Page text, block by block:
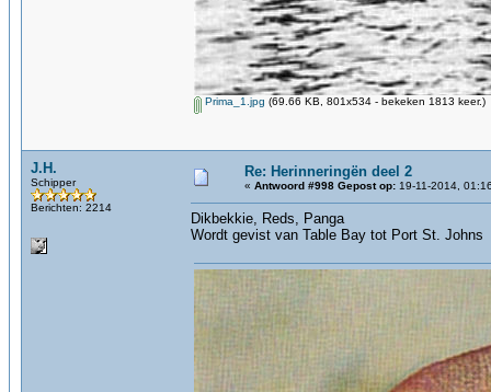
Prima_1.jpg (69.66 KB, 801x534 - bekeken 1813 keer.)
J.H.
Schipper
Berichten: 2214
Re: Herinneringën deel 2
« Antwoord #998 Gepost op: 19-11-2014,
Dikbekkie, Reds, Panga
Wordt gevist van Table Bay tot Port St. Johns